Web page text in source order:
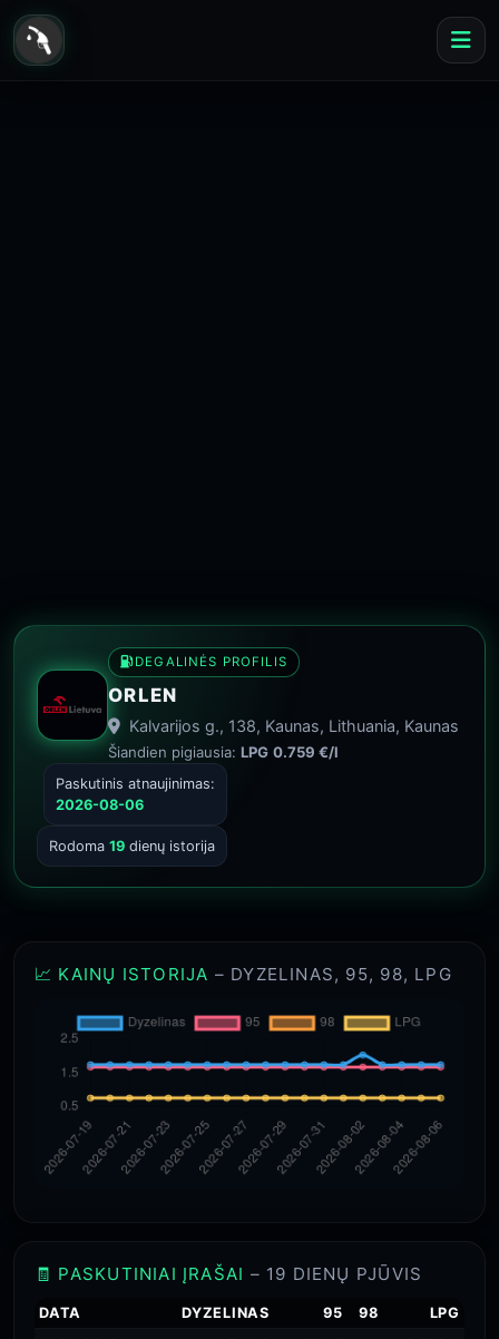
DEGALINĖS PROFILIS
ORLEN
Kalvarijos g., 138, Kaunas, Lithuania, Kaunas
Šiandien pigiausia: LPG 0.759 €/l
Paskutinis atnaujinimas:
2026-08-06
Rodoma 19 dienų istorija
📈 KAINŲ ISTORIJA – DYZELINAS, 95, 98, LPG
🧾 PASKUTINIAI ĮRAŠAI – 19 DIENŲ PJŪVIS
DATA DYZELINAS 95 98 LPG